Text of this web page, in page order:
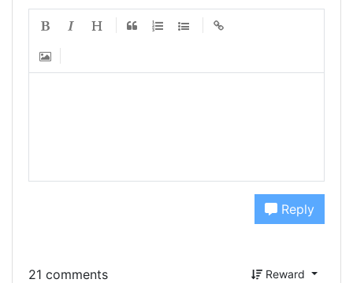
Reply
21 comments Reward